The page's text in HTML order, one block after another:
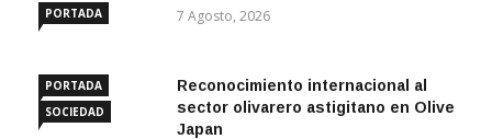
PORTADA
7 Agosto, 2026
PORTADA
SOCIEDAD
Reconocimiento internacional al
sector olivarero astigitano en Olive
Japan